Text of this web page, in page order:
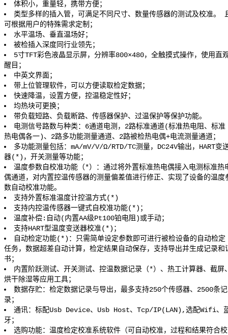
体积小，重量轻，携带方便；
类型多样的插入管，可满足不同尺寸、数量传感器的测试及校准。
可根据用户的特殊需求定制；
水平温场、垂直温场好；
被检插入深度同行业领先；
5寸TFT彩色液晶显示屏，分辨率800×480，全触摸式操作，使用直
醒目；
中英文界面；
带上位管理软件，可以方便读取检定数据；
快速降温，设置方便，控温稳定性好；
均热块可更换；
带负载短路、负载断路、传感器保护、过温保护等保护功能。
电测信号路数与种类：6通道电测，2路标准通道(标准热电阻、标准
热电偶各一)、2路多功能测量通道、2路被检热电偶+电流测量通道；
多功能测量包括：mA/mV/V/Ω/RTD/TC测量，DC24V输出，HART变
器(*)，开关测量等功能；
温度参数自校准功能（*）：通过将外置标准热电偶接入电测标准热
偶通道，对内置控温传感器的测量偏差值进行修正、实现了设备的温度
数自动校准功能。
支持外置标准温度计控温方式(*)
支持内控温传感器一键式自校准功能(*)；
温度补偿:自动(内置AA级Pt100铂电阻)或手动；
支持HART型温度变送器校准(*)；
自动检定功能(*)：只需简单设定参数即可进行被检设备的自动检定
任务，数据超差自动计算，检定结果自动保存，支持导出并生成记录和
书；
内置阶跃测试、开关测试、控温数据记录（*）、热工计算器、截屏
烘干除湿等应用工具；
数据存贮：检定数据记录与导出，最多支持250个传感器、2500条记
录；
通讯：标配Usb Device、Usb Host、Tcp/IP(LAN),选配Wifi、
牙；
选购功能：温度检定校准系统软件（可自动校准，过程和结果符合校